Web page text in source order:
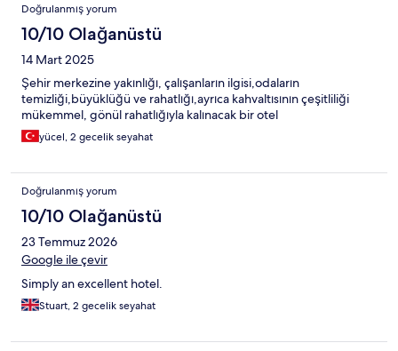
Doğrulanmış yorum
10/10 Olağanüstü
14 Mart 2025
Şehir merkezine yakınlığı, çalışanların ilgisi,odaların
temizliği,büyüklüğü ve rahatlığı,ayrıca kahvaltısının çeşitliliği
mükemmel, gönül rahatlığıyla kalınacak bir otel
yücel, 2 gecelik seyahat
Doğrulanmış yorum
10/10 Olağanüstü
23 Temmuz 2026
Google ile çevir
Simply an excellent hotel.
Stuart, 2 gecelik seyahat